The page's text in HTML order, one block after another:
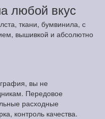
любой вкус
ткани, бумвинила, с
вышивкой и абсолютно
вы не
Передовое
расходные
контроль качества.